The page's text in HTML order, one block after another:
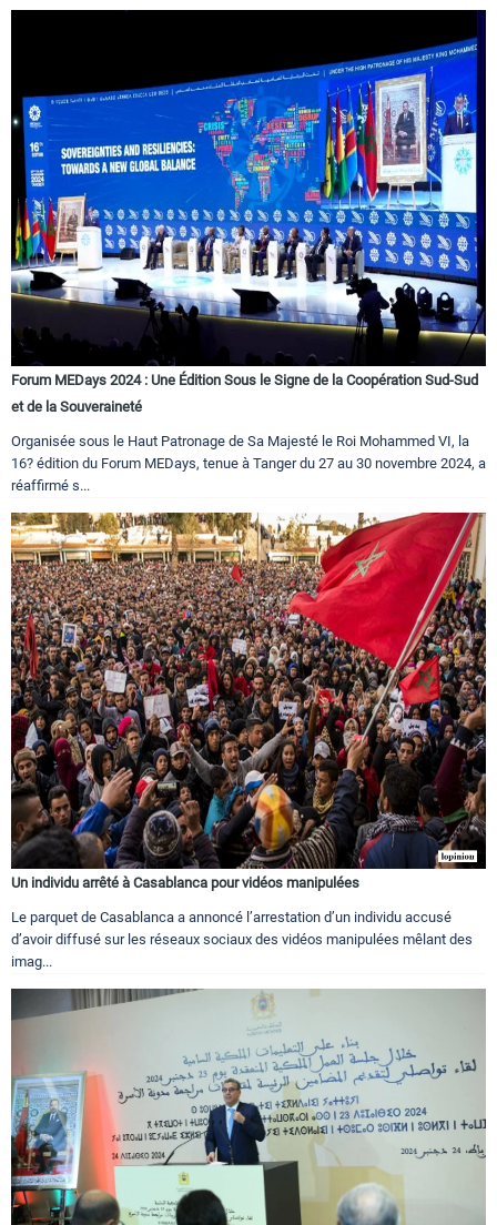
Forum MEDays 2024 : Une Édition Sous le Signe de la Coopération Sud-Sud
et de la Souveraineté
Organisée sous le Haut Patronage de Sa Majesté le Roi Mohammed VI, la
16? édition du Forum MEDays, tenue à Tanger du 27 au 30 novembre 2024, a
réaffirmé s...
Un individu arrêté à Casablanca pour vidéos manipulées
Le parquet de Casablanca a annoncé l’arrestation d’un individu accusé
d’avoir diffusé sur les réseaux sociaux des vidéos manipulées mêlant des
imag...